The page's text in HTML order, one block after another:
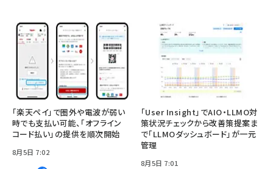
「楽天ペイ」で圏外や電波が弱い
時でも支払い可能、「オフライン
コード払い」の提供を順次開始
8月5日 7:02
「User Insight」でAIO・LLMO対
策状況チェックから改善策提案ま
で「LLMOダッシュボード」が一元
管理
8月5日 7:01